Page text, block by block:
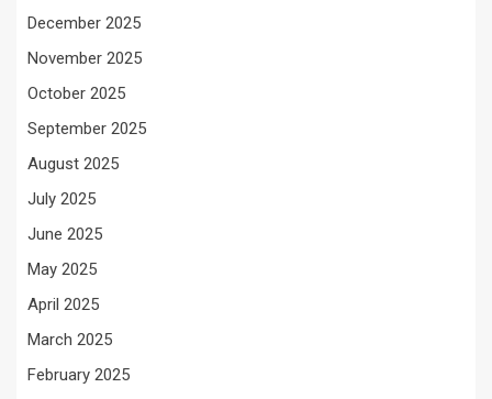
December 2025
November 2025
October 2025
September 2025
August 2025
July 2025
June 2025
May 2025
April 2025
March 2025
February 2025